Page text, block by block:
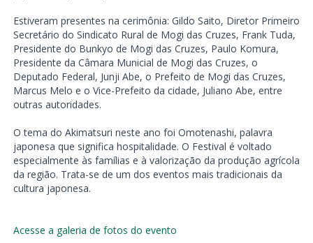
Estiveram presentes na cerimônia: Gildo Saito, Diretor Primeiro
Secretário do Sindicato Rural de Mogi das Cruzes, Frank Tuda,
Presidente do Bunkyo de Mogi das Cruzes, Paulo Komura,
Presidente da Câmara Municial de Mogi das Cruzes, o
Deputado Federal, Junji Abe, o Prefeito de Mogi das Cruzes,
Marcus Melo e o Vice-Prefeito da cidade, Juliano Abe, entre
outras autoridades.
O tema do Akimatsuri neste ano foi Omotenashi, palavra
japonesa que significa hospitalidade. O Festival é voltado
especialmente às famílias e à valorização da produção agrícola
da região. Trata-se de um dos eventos mais tradicionais da
cultura japonesa.
Acesse a galeria de fotos do evento